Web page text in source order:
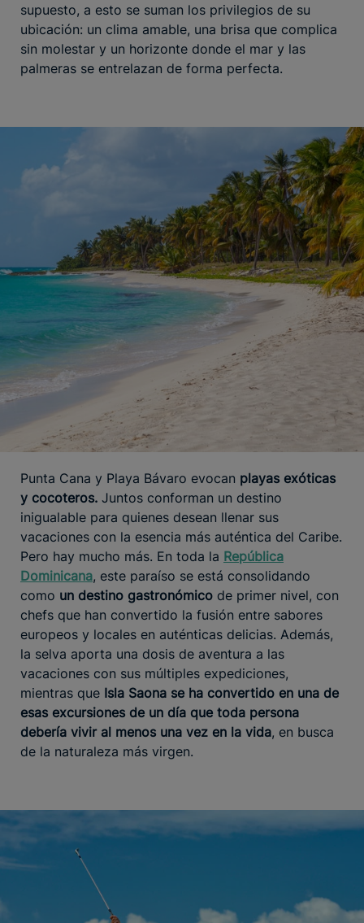
supuesto, a esto se suman los privilegios de su
ubicación: un clima amable, una brisa que complica
sin molestar y un horizonte donde el mar y las
palmeras se entrelazan de forma perfecta.
Punta Cana y Playa Bávaro evocan playas exóticas
y cocoteros. Juntos conforman un destino
inigualable para quienes desean llenar sus
vacaciones con la esencia más auténtica del Caribe.
Pero hay mucho más. En toda la República
Dominicana, este paraíso se está consolidando
como un destino gastronómico de primer nivel, con
chefs que han convertido la fusión entre sabores
europeos y locales en auténticas delicias. Además,
la selva aporta una dosis de aventura a las
vacaciones con sus múltiples expediciones,
mientras que Isla Saona se ha convertido en una de
esas excursiones de un día que toda persona
debería vivir al menos una vez en la vida, en busca
de la naturaleza más virgen.